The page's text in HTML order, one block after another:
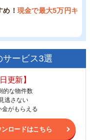
め！ 現金で最大5万円キ
ービス3選
更新】
的な物件数
逃さない
金がもらえる
ンロードはこちら